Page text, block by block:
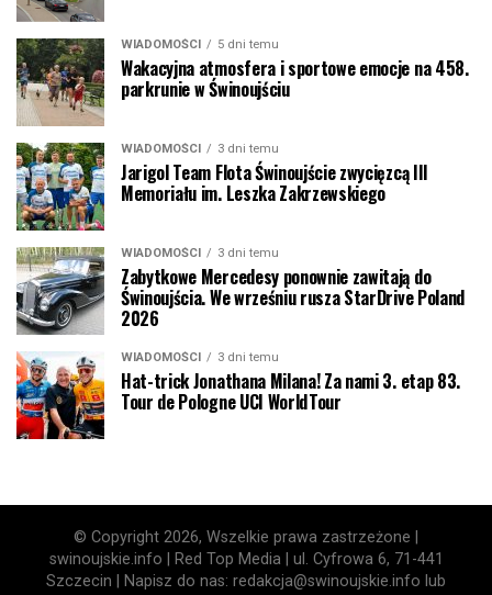
WIADOMOŚCI 5 dni temu
Wakacyjna atmosfera i sportowe emocje na 458.
parkrunie w Świnoujściu
WIADOMOŚCI 3 dni temu
Jarigol Team Flota Świnoujście zwycięzcą III
Memoriału im. Leszka Zakrzewskiego
WIADOMOŚCI 3 dni temu
Zabytkowe Mercedesy ponownie zawitają do
Świnoujścia. We wrześniu rusza StarDrive Poland
2026
WIADOMOŚCI 3 dni temu
Hat-trick Jonathana Milana! Za nami 3. etap 83.
Tour de Pologne UCI WorldTour
© Copyright 2026, Wszelkie prawa zastrzeżone |
swinoujskie.info | Red Top Media | ul. Cyfrowa 6, 71-441
Szczecin | Napisz do nas: redakcja@swinoujskie.info lub